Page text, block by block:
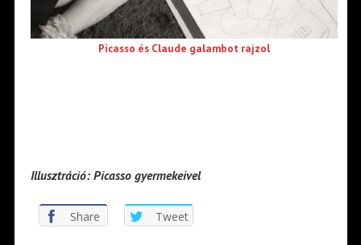
Picasso és Claude galambot rajzol
Illusztráció: Picasso gyermekeivel
Share Tweet